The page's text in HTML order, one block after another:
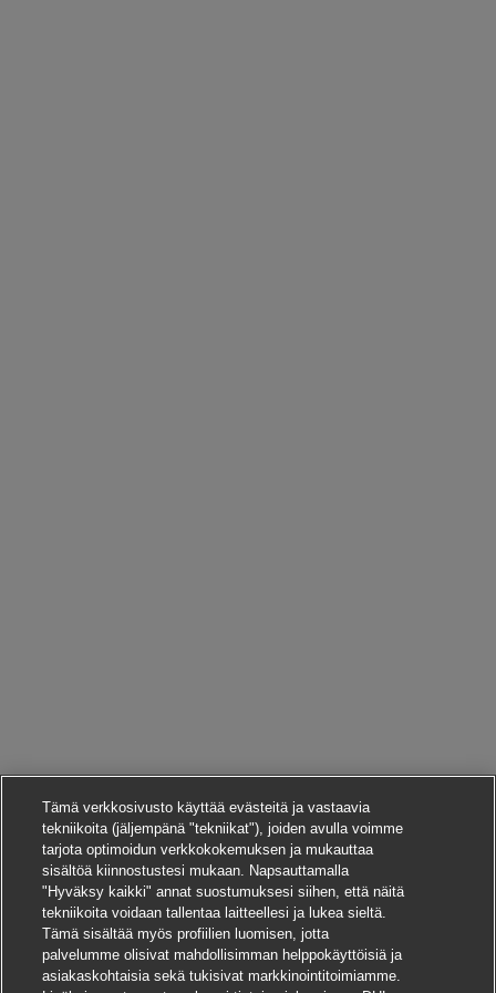
Tämä verkkosivusto käyttää evästeitä ja vastaavia
tekniikoita (jäljempänä "tekniikat"), joiden avulla voimme
tarjota optimoidun verkkokokemuksen ja mukauttaa
sisältöä kiinnostustesi mukaan. Napsauttamalla
"Hyväksy kaikki" annat suostumuksesi siihen, että näitä
tekniikoita voidaan tallentaa laitteellesi ja lukea sieltä.
Tämä sisältää myös profiilien luomisen, jotta
palvelumme olisivat mahdollisimman helppokäyttöisiä ja
asiakaskohtaisia sekä tukisivat markkinointitoimiamme.